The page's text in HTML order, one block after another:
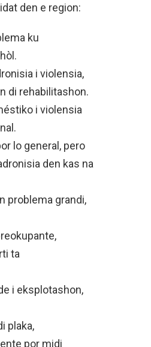
den e region:
ku
i violensia,
di rehabilitashon.
i violensia
lo general, pero
den kas na
problema grandi,
ta
i eksplotashon,
plaka,
por midi